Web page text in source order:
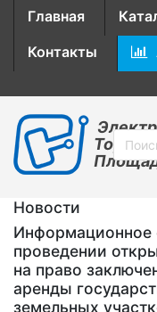
Главная
Контакты
Новости
Информационное
проведении
на право
аренды
земельных